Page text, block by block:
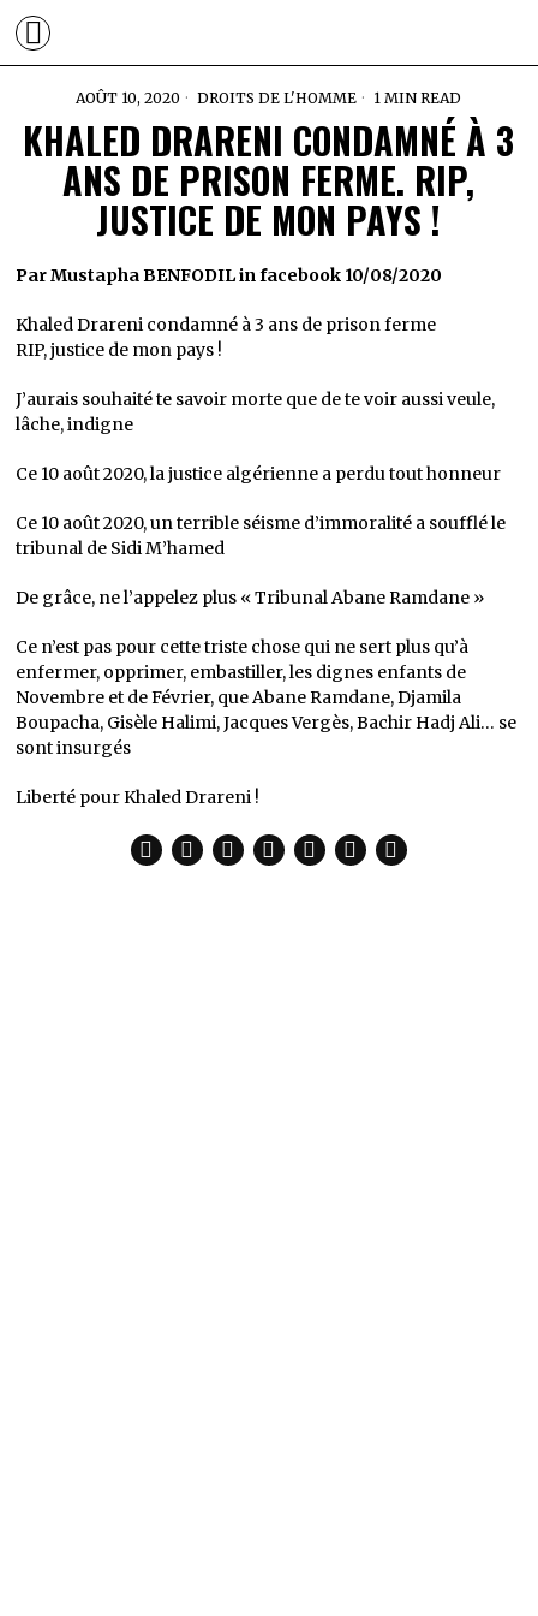
AOÛT 10, 2020 DROITS DE L'HOMME 1 MIN READ
KHALED DRARENI CONDAMNÉ À 3
ANS DE PRISON FERME. RIP,
JUSTICE DE MON PAYS !
Par Mustapha BENFODIL in facebook 10/08/2020
Khaled Drareni condamné à 3 ans de prison ferme
RIP, justice de mon pays !
J’aurais souhaité te savoir morte que de te voir aussi veule,
lâche, indigne
Ce 10 août 2020, la justice algérienne a perdu tout honneur
Ce 10 août 2020, un terrible séisme d’immoralité a soufflé le
tribunal de Sidi M’hamed
De grâce, ne l’appelez plus « Tribunal Abane Ramdane »
Ce n’est pas pour cette triste chose qui ne sert plus qu’à
enfermer, opprimer, embastiller, les dignes enfants de
Novembre et de Février, que Abane Ramdane, Djamila
Boupacha, Gisèle Halimi, Jacques Vergès, Bachir Hadj Ali… se
sont insurgés
Liberté pour Khaled Drareni !